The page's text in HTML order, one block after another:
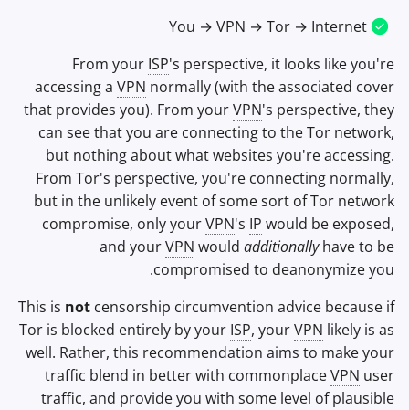
You → VPN → Tor → Internet
From your ISP's perspective, it looks like you're
accessing a VPN normally (with the associated cover
that provides you). From yourVPN's perspective, they
can see that you are connecting to the Tor network,
but nothing about what websites you're accessing.
From Tor's perspective, you're connecting normally,
but in the unlikely event of some sort of Tor network
compromise, only yourVPN's IP would be exposed,
and yourVPN would additionallyhave to be
compromised to deanonymize you.
This is not censorship circumvention advice because if
Tor is blocked entirely by your ISP, yourVPN likely is as
well. Rather, this recommendation aims to make your
traffic blend in better with commonplaceVPN user
traffic, and provide you with some level of plausible